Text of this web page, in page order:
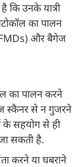
कि उनके यात्री
का पालन
और बैगेज
का पालन करने
स्कैनर से न गुजरने
के सहयोग से ही
सकती है.
करने या घबराने